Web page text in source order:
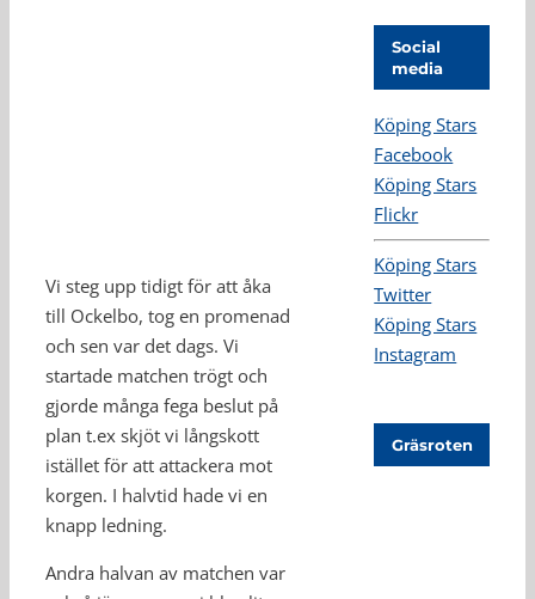
Vi steg upp tidigt för att åka
till Ockelbo, tog en promenad
och sen var det dags. Vi
startade matchen trögt och
gjorde många fega beslut på
plan t.ex skjöt vi långskott
istället för att attackera mot
korgen. I halvtid hade vi en
knapp ledning.
Andra halvan av matchen var
Social
media
Köping Stars
Facebook
Köping Stars
Flickr
Köping Stars
Twitter
Köping Stars
Instagram
Gräsroten